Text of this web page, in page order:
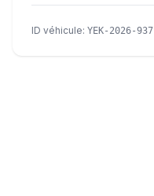
ID véhicule: YEK-2026-937